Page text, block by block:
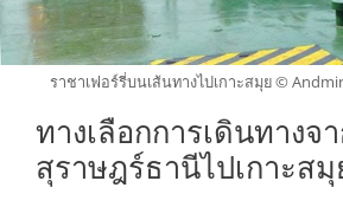
ราชาเฟอร์รี่บนเส้นทางไปเกาะสมุย ©
ทางเลือกการเดินทางจ
สุราษฎร์ธานีไปเกาะสมุ